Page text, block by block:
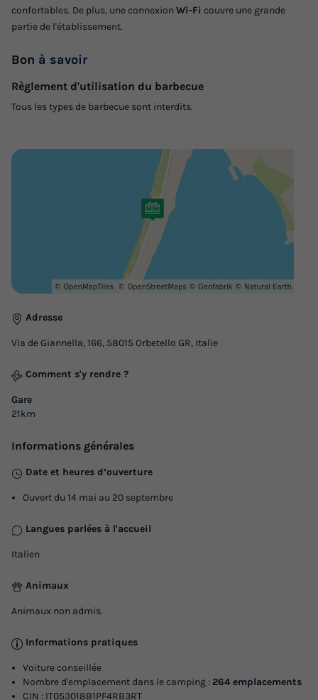
34m² 4 2 2
Micro-ondes
MOBILHOME 4 personnes - Lodge Deluxe
708,50 €
Voir les logements
confortables. De plus, une connexionWi-Fi couvre une grande
partie de l'établissement.
Bon à savoir
Règlement d'utilisation du barbecue
Tous les types de barbecue sont interdits.
Adresse
Via de Giannella, 166, 58015 Orbetello GR, Italie
Comment s'y rendre ?
Gare
21km
Informations générales
Date et heures d’ouverture
Ouvert du 14 mai au 20 septembre
Langues parlées à l'accueil
Italien
Animaux
Animaux non admis.
Informations pratiques
Voiture conseillée
Nombre d'emplacement dans le camping : 264 emplacements
CIN : IT053018B1PF4RB3RT